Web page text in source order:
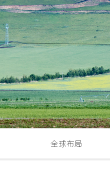
全球布局